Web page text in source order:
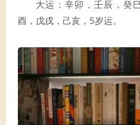
大运：辛卯，壬辰，癸
酉，戊戌，己亥，5岁运。